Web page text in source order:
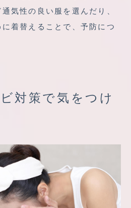
気性の良い服を選んだり、
着替えることで、予防につ
対策で気をつけ